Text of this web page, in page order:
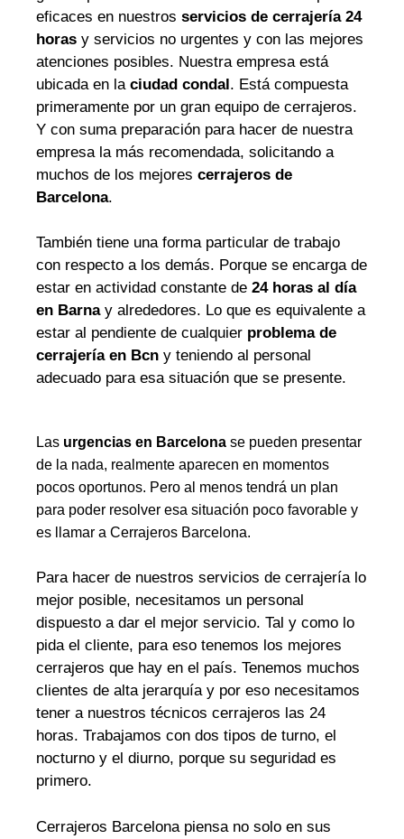
eficaces en nuestros servicios de cerrajería 24
horas y servicios no urgentes y con las mejores
atenciones posibles. Nuestra empresa está
ubicada en laciudad condal. Está compuesta
primeramente por un gran equipo de cerrajeros.
Y con suma preparación para hacer de nuestra
empresa la más recomendada, solicitando a
muchos de los mejores cerrajeros de
Barcelona.
También tiene una forma particular de trabajo
con respecto a los demás. Porque se encarga de
estar en actividad constante de 24 horas al día
en Barnay alrededores. Lo que es equivalente a
estar al pendiente de cualquier problema de
cerrajería en Bcn y teniendo al personal
adecuado para esa situación que se presente.
Las urgencias en Barcelona se pueden presentar
de la nada, realmente aparecen en momentos
pocos oportunos. Pero al menos tendrá un plan
para poder resolver esa situación poco favorable y
es llamar a Cerrajeros Barcelona.
Para hacer de nuestros servicios de cerrajería lo
mejor posible, necesitamos un personal
dispuesto a dar el mejor servicio. Tal y como lo
pida el cliente, para eso tenemos los mejores
cerrajeros que hay en el país. Tenemos muchos
clientes de alta jerarquía y por eso necesitamos
tener a nuestros técnicos cerrajeros las 24
horas. Trabajamos con dos tipos de turno, el
nocturno y el diurno, porque su seguridad es
primero.
Cerrajeros Barcelona piensa no solo en sus